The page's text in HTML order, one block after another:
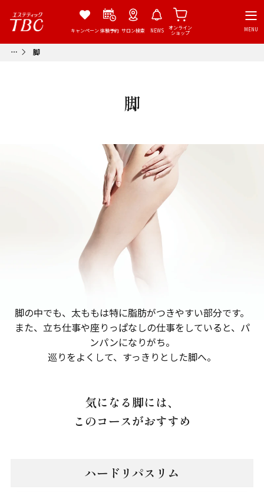
キャンペーン体験予約 サロン検索 NEWS
オンライン
ショップ
MENU
脚
脚
脚の中でも、太ももは特に脂肪がつきやすい部分です。
また、立ち仕事や座りっぱなしの仕事をしていると、パ
ンパンになりがち。
巡りをよくして、すっきりとした脚へ。
気になる脚には、
このコースがおすすめ
ハードリパスリム